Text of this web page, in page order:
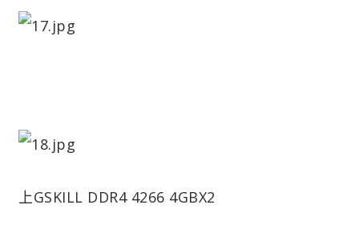
上GSKILL DDR4 4266 4GBX2